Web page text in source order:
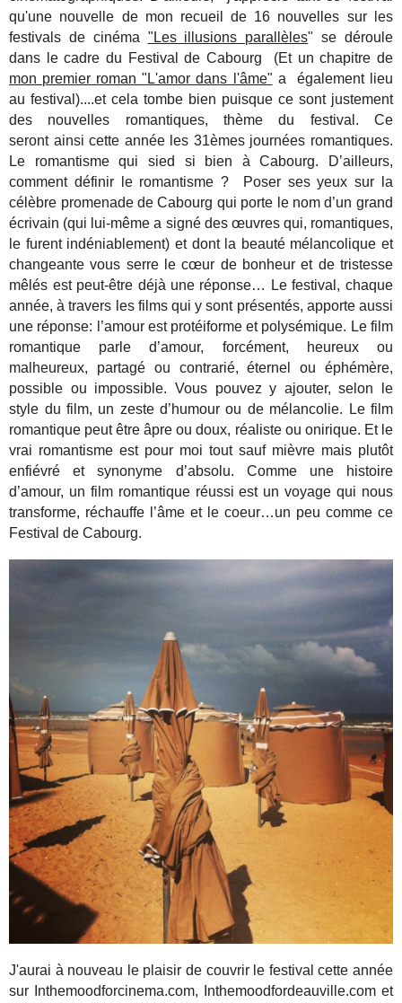
qu'une nouvelle de mon recueil de 16 nouvelles sur les
festivals de cinéma "Les illusions parallèles" se déroule
dans le cadre du Festival de Cabourg (Et un chapitre de
mon premier roman "L'amor dans l'âme" a également lieu
au festival)....et cela tombe bien puisque ce sont justement
des nouvelles romantiques, thème du festival. Ce
seront ainsi cette année les 31èmes journées romantiques.
Le romantisme qui sied si bien à Cabourg. D’ailleurs,
comment définir le romantisme ? Poser ses yeux sur la
célèbre promenade de Cabourg qui porte le nom d’un grand
écrivain (qui lui-même a signé des œuvres qui, romantiques,
le furent indéniablement) et dont la beauté mélancolique et
changeante vous serre le cœur de bonheur et de tristesse
mêlés est peut-être déjà une réponse… Le festival, chaque
année, à travers les films qui y sont présentés, apporte aussi
une réponse: l’amour est protéiforme et polysémique. Le film
romantique parle d’amour, forcément, heureux ou
malheureux, partagé ou contrarié, éternel ou éphémère,
possible ou impossible. Vous pouvez y ajouter, selon le
style du film, un zeste d’humour ou de mélancolie. Le film
romantique peut être âpre ou doux, réaliste ou onirique. Et le
vrai romantisme est pour moi tout sauf mièvre mais plutôt
enfiévré et synonyme d’absolu. Comme une histoire
d’amour, un film romantique réussi est un voyage qui nous
transforme, réchauffe l’âme et le coeur…un peu comme ce
Festival de Cabourg.
J'aurai à nouveau le plaisir de couvrir le festival cette année
sur Inthemoodforcinema.com, Inthemoodfordeauville.com et